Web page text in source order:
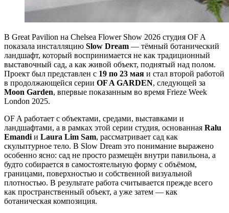
В Great Pavilion на Chelsea Flower Show 2026 студия OF A
показала инсталляцию Slow Dream — тёмный ботанический
ландшафт, который воспринимается не как традиционный
выставочный сад, а как живой объект, поднятый над полом.
Проект был представлен с 19 по 23 мая и стал второй работой
в продолжающейся серии OF A GARDEN, следующей за
Moon Garden, впервые показанным во время Frieze Week
London 2025.
OF A работает с объектами, средами, выставками и
ландшафтами, а в рамках этой серии студия, основанная Ralu
Emandi и Laura Lim Sam, рассматривает сад как
скульптурное тело. В Slow Dream это понимание выражено
особенно ясно: сад не просто размещён внутри павильона, а
будто собирается в самостоятельную форму с объёмом,
границами, поверхностью и собственной визуальной
плотностью. В результате работа считывается прежде всего
как пространственный объект, а уже затем — как
ботаническая композиция.